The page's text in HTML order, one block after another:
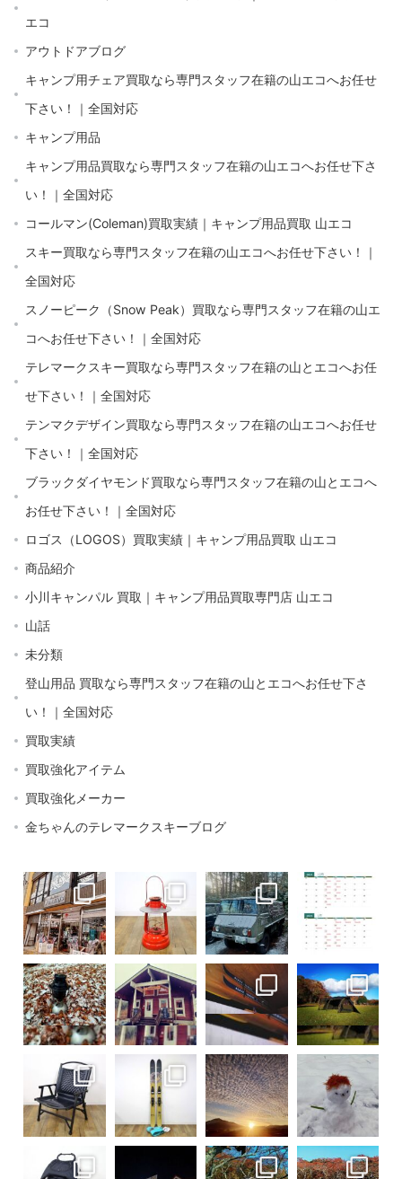
エコ
アウトドアブログ
キャンプ用チェア買取なら専門スタッフ在籍の山エコへお任せ
下さい！｜全国対応
キャンプ用品
キャンプ用品買取なら専門スタッフ在籍の山エコへお任せ下さ
い！｜全国対応
コールマン(Coleman)買取実績｜キャンプ用品買取 山エコ
スキー買取なら専門スタッフ在籍の山エコへお任せ下さい！｜
全国対応
スノーピーク（Snow Peak）買取なら専門スタッフ在籍の山エ
コへお任せ下さい！｜全国対応
テレマークスキー買取なら専門スタッフ在籍の山とエコへお任
せ下さい！｜全国対応
テンマクデザイン買取なら専門スタッフ在籍の山エコへお任せ
下さい！｜全国対応
ブラックダイヤモンド買取なら専門スタッフ在籍の山とエコへ
お任せ下さい！｜全国対応
ロゴス（LOGOS）買取実績｜キャンプ用品買取 山エコ
商品紹介
小川キャンパル 買取｜キャンプ用品買取専門店 山エコ
山話
未分類
登山用品 買取なら専門スタッフ在籍の山とエコへお任せ下さ
い！｜全国対応
買取実績
買取強化アイテム
買取強化メーカー
金ちゃんのテレマークスキーブログ